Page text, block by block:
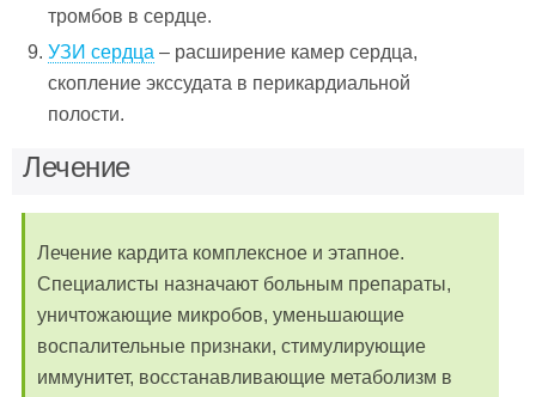
тромбов в сердце.
УЗИ сердца – расширение камер сердца,
скопление экссудата в перикардиальной
полости.
Лечение
Лечение кардита комплексное и этапное.
Специалисты назначают больным препараты,
уничтожающие микробов, уменьшающие
воспалительные признаки, стимулирующие
иммунитет, восстанавливающие метаболизм в